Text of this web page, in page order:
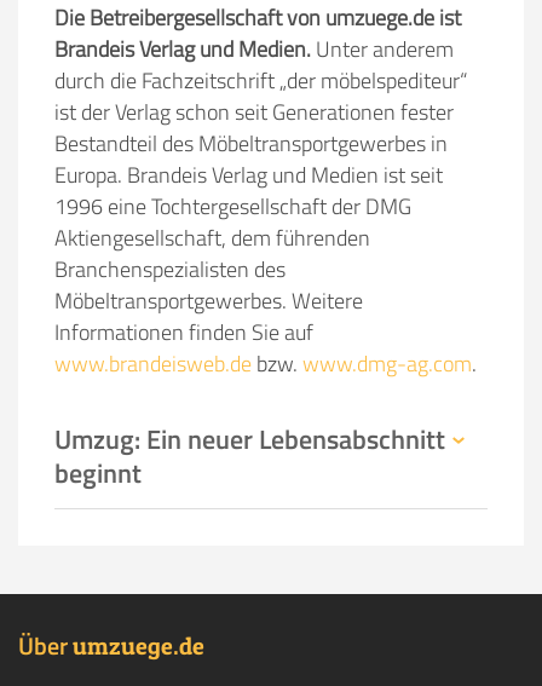
Die Betreibergesellschaft von umzuege.de ist
Brandeis Verlag und Medien.Unter anderem
durch die Fachzeitschrift „der möbelspediteur“
ist der Verlag schon seit Generationen fester
Bestandteil des Möbeltransportgewerbes in
Europa. Brandeis Verlag und Medien ist seit
1996 eine Tochtergesellschaft der DMG
Aktiengesellschaft, dem führenden
Branchenspezialisten des
Möbeltransportgewerbes. Weitere
Informationen finden Sie auf
www.brandeisweb.debzw.www.dmg-ag.com.
Umzug: Ein neuer Lebensabschnitt
beginnt
Überumzuege.de